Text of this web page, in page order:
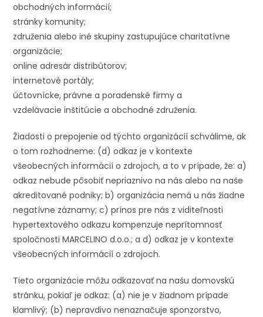
obchodných informácií;
stránky komunity;
združenia alebo iné skupiny zastupujúce charitatívne
organizácie;
online adresár distribútorov;
internetové portály;
účtovnícke, právne a poradenské firmy a
vzdelávacie inštitúcie a obchodné združenia.
Žiadosti o prepojenie od týchto organizácií schválime, ak
o tom rozhodneme: (d) odkaz je v kontexte
všeobecných informácií o zdrojoch, a to v prípade, že: a)
odkaz nebude pôsobiť nepriaznivo na nás alebo na naše
akreditované podniky; b) organizácia nemá u nás žiadne
negatívne záznamy; c) prínos pre nás z viditeľnosti
hypertextového odkazu kompenzuje neprítomnosť
spoločnosti MARCELINO d.o.o.; a d) odkaz je v kontexte
všeobecných informácií o zdrojoch.
Tieto organizácie môžu odkazovať na našu domovskú
stránku, pokiaľ je odkaz: (a) nie je v žiadnom prípade
klamlivý; (b) nepravdivo nenaznačuje sponzorstvo,